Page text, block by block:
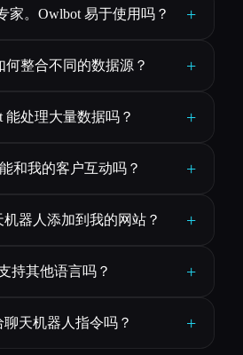
家。Owlbot 易于使用吗？ +
何整合不同的数据源？ +
能处理大量数据吗？ +
和我的客户互动吗？ +
器人添加到我的网站？ +
持其他语言吗？ +
聊天机器人指令吗？ +